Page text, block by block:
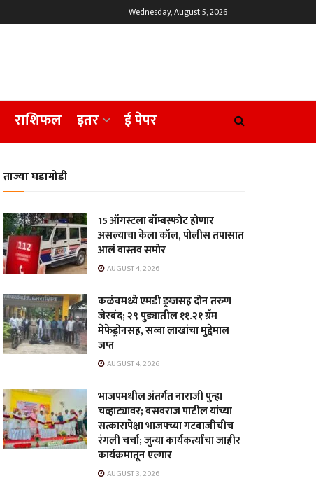
Wednesday, August 5, 2026
राशिफल इतर ई पेपर
ताज्या घडामोडी
15 ऑगस्टला बॉम्बस्फोट होणार
असल्याचा केला कॉल, पोलीस तपासात
आलं वास्तव समोर
AUGUST 4, 2026
कळंबमध्ये एमडी ड्रग्जसह दोन तरुण
जेरबंद; २९ पुड्यातील ११.२१ ग्रॅम
मेफेड्रोनसह, सव्वा लाखांचा मुद्देमाल
जप्त
AUGUST 4, 2026
भाजपमधील अंतर्गत नाराजी पुन्हा
चव्हाट्यावर; बसवराज पाटील यांच्या
सत्कारापेक्षा भाजपच्या गटबाजीचीच
रंगली चर्चा; जुन्या कार्यकर्त्यांचा जाहीर
कार्यक्रमातून एल्गार
AUGUST 3, 2026